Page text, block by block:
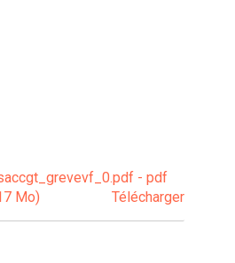
- pdf
Mo)
Télécharger